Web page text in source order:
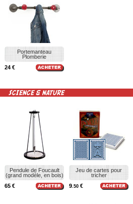
Portemanteau
Plomberie
24 €
SCIENCE & NATURE
Pendule de Foucault
(grand modèle, en bois)
65 €
Jeu de cartes pour
tricher
9 .50 €